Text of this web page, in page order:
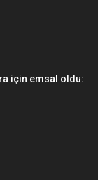
için emsal oldu: